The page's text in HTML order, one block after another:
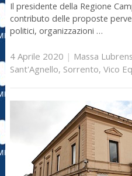
Il presidente della Regione
contributo delle proposte
politici, organizzazioni …
4 Aprile 2020 | Massa
Sant'Agnello, Sorrento, Vico